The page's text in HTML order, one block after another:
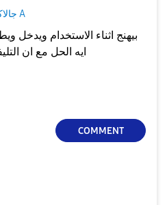
جالاكسى A
ايه الحل مع ان
COMMENT